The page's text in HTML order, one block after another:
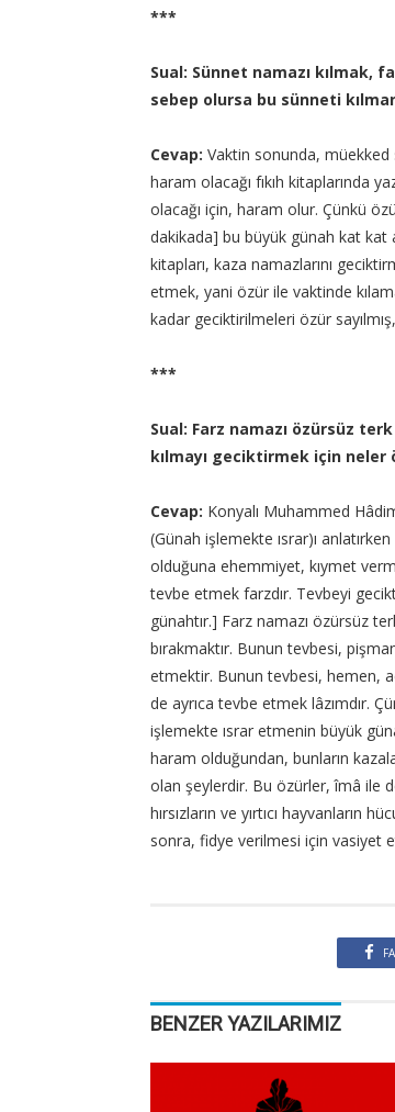
***
Sual: Sünnet namazı kılmak,
sebep olursa bu sünneti
Cevap: Vaktin sonunda, müekked
haram olacağı fıkıh kitaplarında
olacağı için, haram olur. Çünkü
dakikada] bu büyük günah kat kat
kitapları, kaza namazlarını
etmek, yani özür ile vaktinde
kadar geciktirilmeleri özür
***
Sual: Farz namazı özürsüz
kılmayı geciktirmek için neler
Cevap: Konyalı Muhammed
(Günah işlemekte ısrar)ı
olduğuna ehemmiyet, kıymet
tevbe etmek farzdır. Tevbeyi
günahtır.] Farz namazı özürsüz
bırakmaktır. Bunun tevbesi,
etmektir. Bunun tevbesi, hemen,
de ayrıca tevbe etmek lâzımdır.
işlemekte ısrar etmenin büyük
haram olduğundan, bunların
olan şeylerdir. Bu özürler, îmâ ile
hırsızların ve yırtıcı hayvanların
sonra, fidye verilmesi için vasiyet
BENZER YAZILARIMIZ